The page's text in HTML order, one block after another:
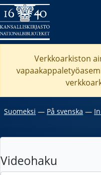
Verkkoarkiston
Suomeksi ― På svenska ―
Videohaku